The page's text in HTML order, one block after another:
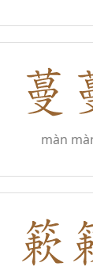
màn